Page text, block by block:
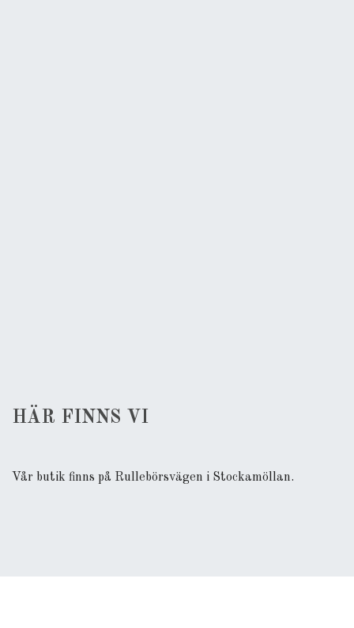
HÄR FINNS VI
Vår butik finns på Rullebörsvägen i Stockamöllan.